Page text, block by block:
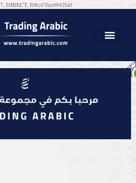
DIRECT, f08c47fec0942fa0